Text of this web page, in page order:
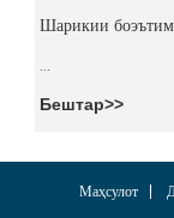
Шарикии
...
Бештар>>
Маҳсулот